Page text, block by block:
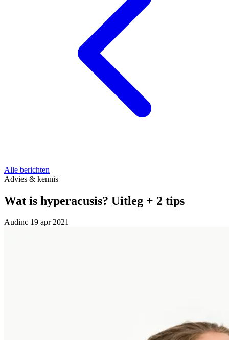
Alle berichten
Advies & kennis
Wat is hyperacusis? Uitleg + 2 tips
Audinc 19 apr 2021